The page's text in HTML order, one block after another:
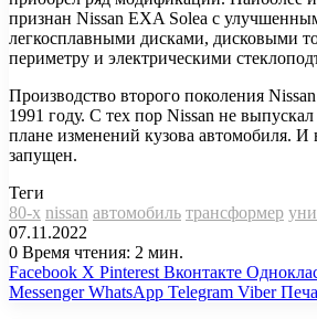
признан Nissan EXA Solea с
легкосплавными дисками, дисковыми
периметру и электрическими
Производство второго поколения
1991 году. С тех пор Nissan не выпускал
плане изменений кузова автомобиля. И
запущен.
Теги
80-х nissan автомобиль трансформер
07.11.2022
0 Время чтения: 2 мин.
Facebook X Pinterest Вконтакте
Messenger WhatsApp Telegram Viber